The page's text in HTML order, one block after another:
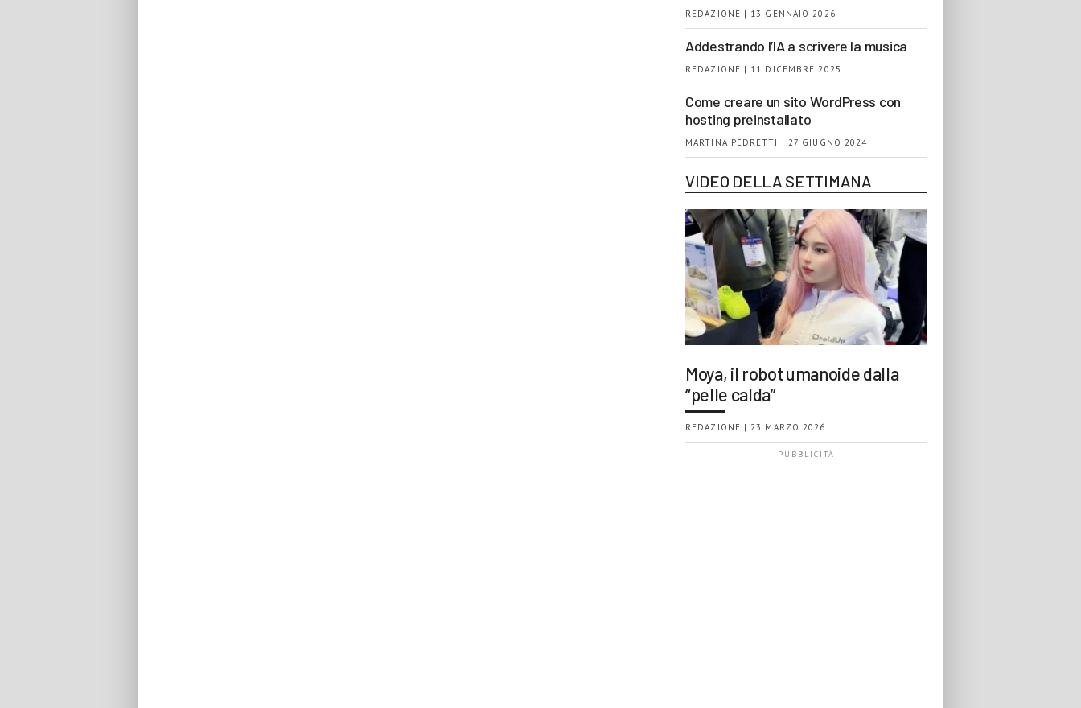
REDAZIONE | 13 GENNAIO 2026
Addestrando l’IA a scrivere la musica
REDAZIONE | 11 DICEMBRE 2025
Come creare un sito WordPress con
hosting preinstallato
MARTINA PEDRETTI | 27 GIUGNO 2024
VIDEO DELLA SETTIMANA
Moya, il robot umanoide dalla
“pelle calda”
REDAZIONE | 23 MARZO 2026